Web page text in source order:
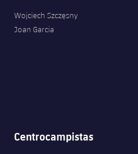
Wojciech Szczęsny
Joan Garcia
Centrocampistas